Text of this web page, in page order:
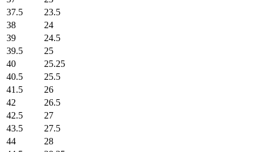
37.5
23.5
38
24
39
24.5
39.5
25
40
25.25
40.5
25.5
41.5
26
42
26.5
42.5
27
43.5
27.5
44
28